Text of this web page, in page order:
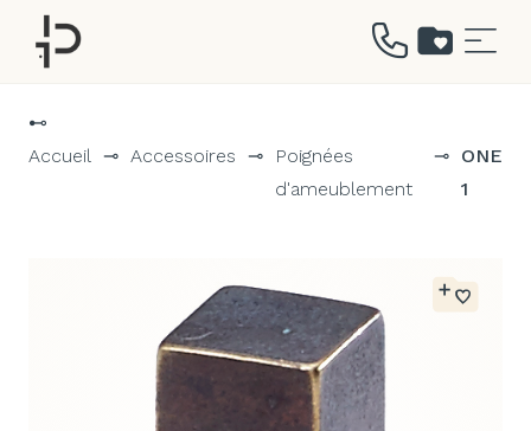
⊷
Accueil ⊸ Accessoires ⊸
Poignées
d'ameublement
⊸ ONE
1